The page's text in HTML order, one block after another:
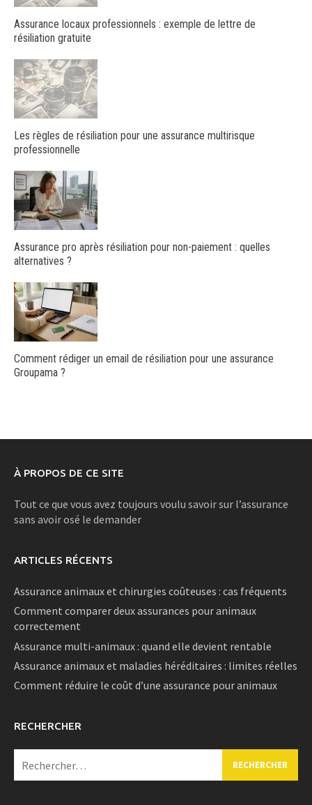
Assurance locaux professionnels : exemple de lettre de
résiliation gratuite
Les règles de résiliation pour une assurance multirisque
professionnelle
Assurance pro après résiliation pour non-paiement : quelles
alternatives ?
Comment rédiger un email de résiliation pour une assurance
Groupama ?
À PROPOS DE CE SITE
Tout ce que vous avez toujours voulu savoir sur l’assurance
sans avoir osé le demander
ARTICLES RÉCENTS
Assurance animaux et chirurgies coûteuses : cas fréquents
Comment comparer deux assurances pour animaux
correctement
Assurance multi-animaux : quand elle devient rentable
Assurance animaux et maladies héréditaires : limites réelles
Comment réduire le coût d’une assurance pour animaux
RECHERCHER